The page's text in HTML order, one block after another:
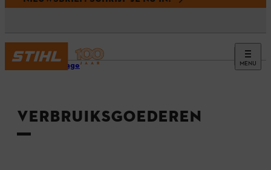
MENU
Homepage
VERBRUIKSGOEDEREN